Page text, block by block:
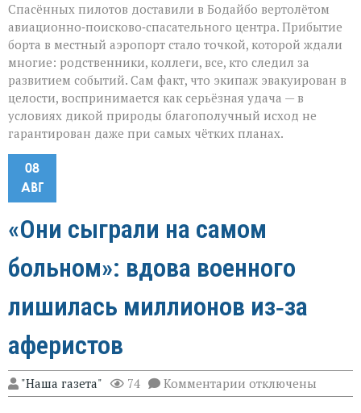
Спасённых пилотов доставили в Бодайбо вертолётом
авиационно‑поисково‑спасательного центра. Прибытие
борта в местный аэропорт стало точкой, которой ждали
многие: родственники, коллеги, все, кто следил за
развитием событий. Сам факт, что экипаж эвакуирован в
целости, воспринимается как серьёзная удача — в
условиях дикой природы благополучный исход не
гарантирован даже при самых чётких планах.
08
АВГ
«Они сыграли на самом
больном»: вдова военного
лишилась миллионов из‑за
аферистов
"Наша газета" 74 Комментарии к
записи
отключены